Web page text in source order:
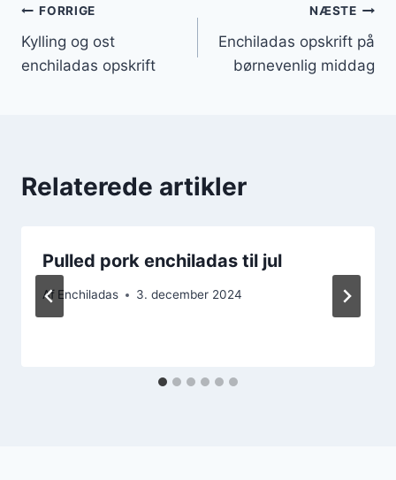
Indlægsnavigation
FORRIGE
Kylling og ost
enchiladas opskrift
NÆSTE
Enchiladas opskrift på
børnevenlig middag
Relaterede artikler
Pulled pork enchiladas til jul
Af Enchiladas 3. december 2024